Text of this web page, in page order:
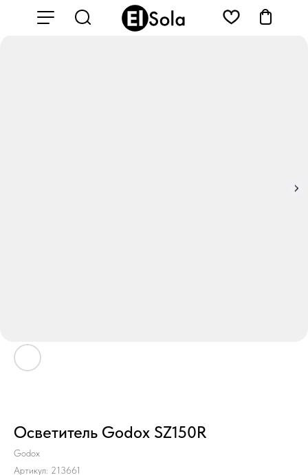
Осветитель Godox SZ150R
Godox
Артикул: 213661